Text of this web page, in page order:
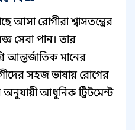
আসা রোগীরা শ্বাসতন্ত্রের
সেবা পান। তার
মানের
সহজ ভাষায় রোগের
আধুনিক ট্রিটমেন্ট